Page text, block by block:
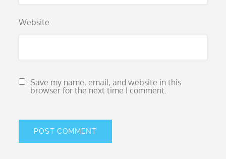
Website
Save my name, email, and website in this
browser for the next time I comment.